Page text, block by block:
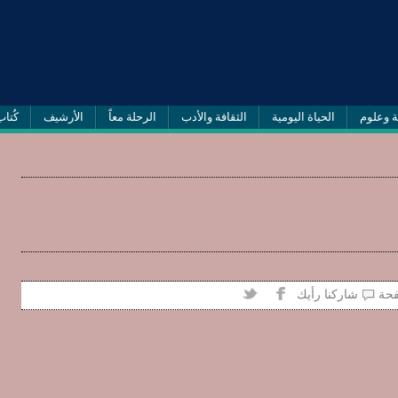
وعلوم الحياة اليومية الثقافة والأدب الرحلة معاً الأرشيف
شاركنا رأيك